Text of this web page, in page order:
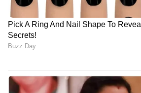
Also Read: പതിവായി ഈ
അറിയാം ആരോഗ്യ
ഏഷ്യാനെറ്റ് ന്യൂസ് ലൈവ്
കാണാം